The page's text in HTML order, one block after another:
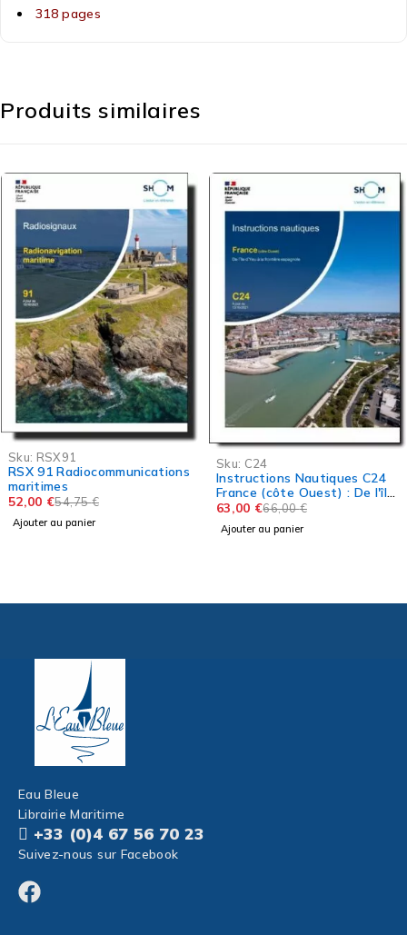
318 pages
Produits similaires
-5%
Sku: RSX91
RSX 91 Radiocommunications
maritimes
54,75€
52,00 €
Ajouter au panier
-5%
Sku: C24
Instructions Nautiques C24
France (côte Ouest) : De l'île
d'Yeu à la frontière
espagnole
66,00€
63,00 €
Ajouter au panier
Eau Bleue
Librairie Maritime
+33 (0)4 67 56 70 23
Suivez-nous sur Facebook